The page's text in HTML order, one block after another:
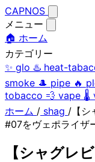
CAPNOS
メニュー
🏠 ホーム
カテゴリー
✨ glo ♨️ heat-
smoke 🎩 pipe 🔥
tobacco 💨 vape 🌡️
ホーム / shag / 【
#07をヴェポライザ
【シャグレ